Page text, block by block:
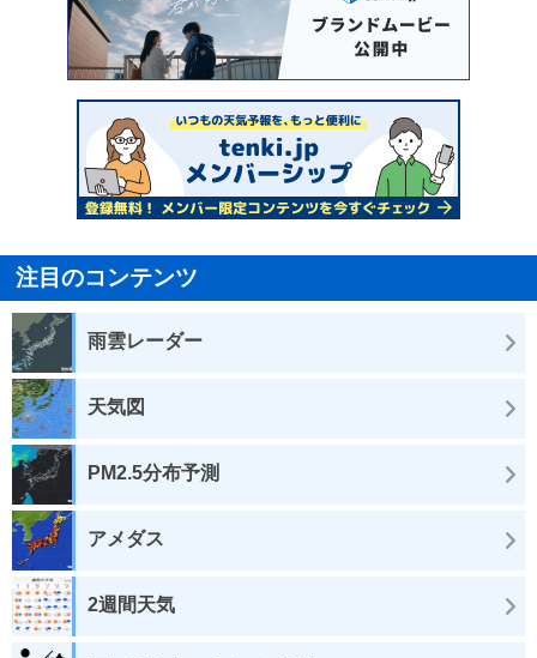
注目のコンテンツ
雨雲レーダー
天気図
PM2.5分布予測
アメダス
2週間天気